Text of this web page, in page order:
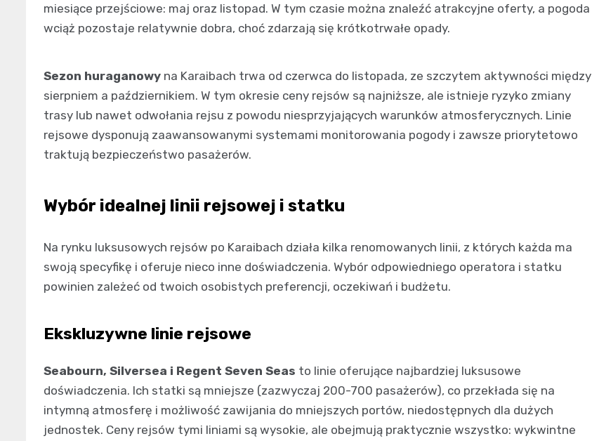
miesiące przejściowe: maj oraz listopad. W tym czasie można znaleźć atrakcyjne oferty, a pogoda
wciąż pozostaje relatywnie dobra, choć zdarzają się krótkotrwałe opady.
Sezon huraganowy na Karaibach trwa od czerwca do listopada, ze szczytem aktywności między
sierpniem a październikiem. W tym okresie ceny rejsów są najniższe, ale istnieje ryzyko zmiany
trasy lub nawet odwołania rejsu z powodu niesprzyjających warunków atmosferycznych. Linie
rejsowe dysponują zaawansowanymi systemami monitorowania pogody i zawsze priorytetowo
traktują bezpieczeństwo pasażerów.
Wybór idealnej linii rejsowej i statku
Na rynku luksusowych rejsów po Karaibach działa kilka renomowanych linii, z których każda ma
swoją specyfikę i oferuje nieco inne doświadczenia. Wybór odpowiedniego operatora i statku
powinien zależeć od twoich osobistych preferencji, oczekiwań i budżetu.
Ekskluzywne linie rejsowe
Seabourn, Silversea i Regent Seven Seas to linie oferujące najbardziej luksusowe
doświadczenia. Ich statki są mniejsze (zazwyczaj 200-700 pasażerów), co przekłada się na
intymną atmosferę i możliwość zawijania do mniejszych portów, niedostępnych dla dużych
jednostek. Ceny rejsów tymi liniami są wysokie, ale obejmują praktycznie wszystko: wykwintne